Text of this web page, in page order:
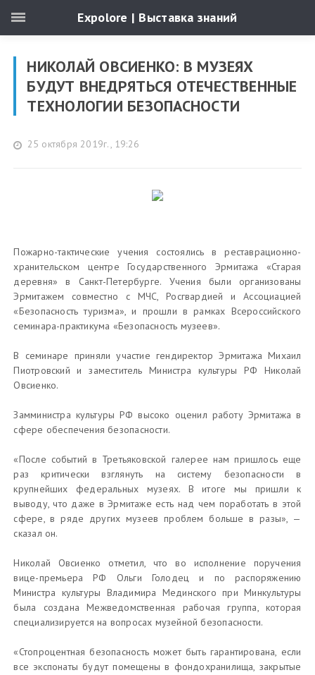
НИКОЛАЙ ОВСИЕНКО: В МУЗЕЯХ
БУДУТ ВНЕДРЯТЬСЯ ОТЕЧЕСТВЕННЫЕ
ТЕХНОЛОГИИ БЕЗОПАСНОСТИ
25 октября 2019г., 19:26
Пожарно-тактические учения состоялись в реставрационно-
хранительском центре Государственного Эрмитажа «Старая
деревня» в Санкт-Петербурге. Учения были организованы
Эрмитажем совместно с МЧС, Росгвардией и Ассоциацией
«Безопасность туризма», и прошли в рамках Всероссийского
семинара-практикума «Безопасность музеев».
В семинаре приняли участие гендиректор Эрмитажа Михаил
Пиотровский и заместитель Министра культуры РФ Николай
Овсиенко.
Замминистра культуры РФ высоко оценил работу Эрмитажа в
сфере обеспечения безопасности.
«После событий в Третьяковской галерее нам пришлось еще
раз критически взглянуть на систему безопасности в
крупнейших федеральных музеях. В итоге мы пришли к
выводу, что даже в Эрмитаже есть над чем поработать в этой
сфере, в ряде других музеев проблем больше в разы», —
сказал он.
Николай Овсиенко отметил, что во исполнение поручения
вице-премьера РФ Ольги Голодец и по распоряжению
Министра культуры Владимира Мединского при Минкультуры
была создана Межведомственная рабочая группа, которая
специализируется на вопросах музейной безопасности.
«Стопроцентная безопасность может быть гарантирована, если
все экспонаты будут помещены в фондохранилища, закрытые
Expolore | Выставка знаний